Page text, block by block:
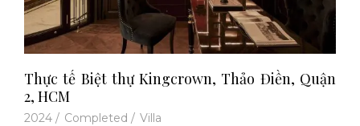
Thực tế Biệt thự Kingcrown, Thảo Điền, Quận
2, HCM
2024 / Completed / Villa